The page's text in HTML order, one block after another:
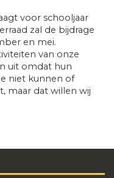
voor schooljaar
zal de bijdrage
en mei.
van onze
uit omdat hun
niet kunnen of
maar dat willen wij